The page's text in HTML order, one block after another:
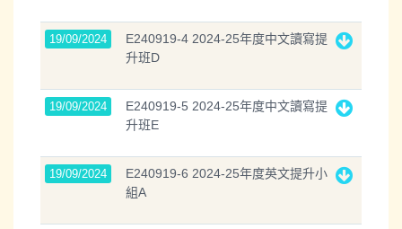
19/09/2024
E240919-4 2024-25年度中文讀寫提
升班D
19/09/2024
E240919-5 2024-25年度中文讀寫提
升班E
19/09/2024
E240919-6 2024-25年度英文提升小
組A